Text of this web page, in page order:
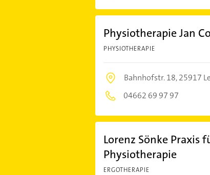
Physiotherapie Jan
PHYSIOTHERAPIE
Bahnhofstr. 18,25917
04662 69 97 97
Lorenz Sönke Praxis
Physiotherapie
ERGOTHERAPIE